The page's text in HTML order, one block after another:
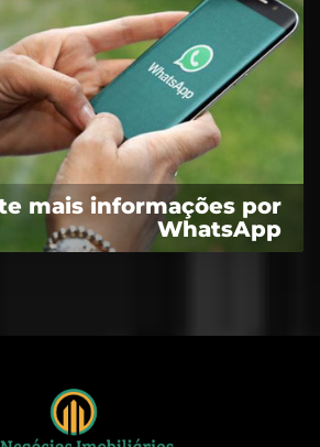
mais informações por
WhatsApp